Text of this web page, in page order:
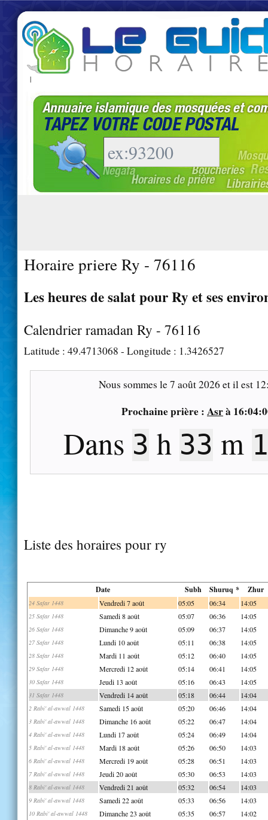
|
Horaire priere Ry - 76116
Les heures de salat pour Ry et ses
Calendrier ramadan Ry - 76116
Latitude : 49.4713068 - Longitude : 1.3426527
Nous sommes le7 août 2026 et il est
Prochaine prière : Asrà
Dans 3 h 33 m
Liste des horaires pour ry
Date Subh Shuruq * Zhur
24 Safar 1448 Vendredi 7 août 05:05 06:34 14:05
25 Safar 1448 Samedi 8 août 05:07 06:36 14:05
26 Safar 1448 Dimanche 9 août 05:09 06:37 14:05
27 Safar 1448 Lundi 10 août 05:11 06:38 14:05
28 Safar 1448 Mardi 11 août 05:12 06:40 14:05
29 Safar 1448 Mercredi 12 août 05:14 06:41 14:05
30 Safar 1448 Jeudi 13 août 05:16 06:43 14:05
31 Safar 1448 Vendredi 14 août 05:18 06:44 14:04
2 Rabi' al-awwal 1448 Samedi 15 août 05:20 06:46 14:04
3 Rabi' al-awwal 1448 Dimanche 16 août 05:22 06:47 14:04
4 Rabi' al-awwal 1448 Lundi 17 août 05:24 06:49 14:04
5 Rabi' al-awwal 1448 Mardi 18 août 05:26 06:50 14:03
6 Rabi' al-awwal 1448 Mercredi 19 août 05:28 06:51 14:03
7 Rabi' al-awwal 1448 Jeudi 20 août 05:30 06:53 14:03
8 Rabi' al-awwal 1448 Vendredi 21 août 05:32 06:54 14:03
9 Rabi' al-awwal 1448 Samedi 22 août 05:33 06:56 14:03
10 Rabi' al-awwal 1448 Dimanche 23 août 05:35 06:57 14:02